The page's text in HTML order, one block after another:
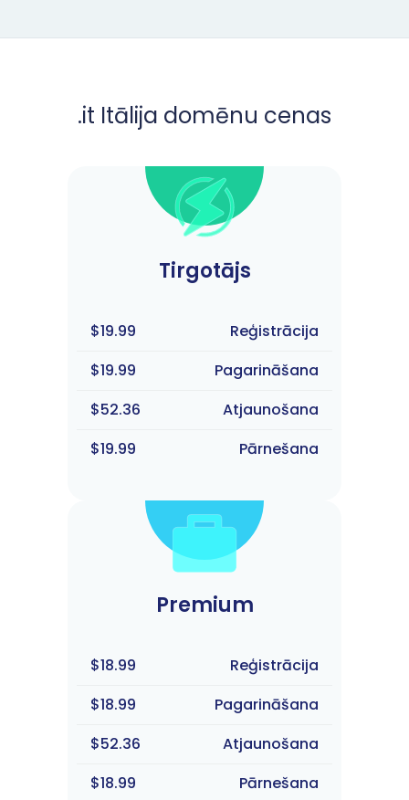
.it Itālija domēnu cenas
Tirgotājs
$19.99
Reģistrācija
$19.99
Pagarināšana
$52.36
Atjaunošana
$19.99
Pārnešana
Premium
$18.99
Reģistrācija
$18.99
Pagarināšana
$52.36
Atjaunošana
$18.99
Pārnešana